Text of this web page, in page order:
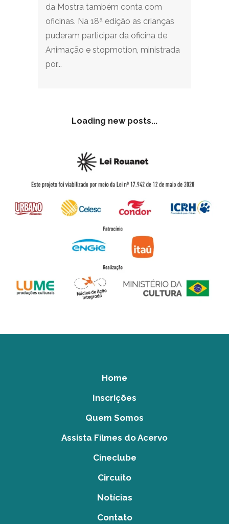
da Mostra também conta com
oficinas. Na 18ª edição as crianças
puderam participar da oficina de
Animação e stopmotion, ministrada
por...
Loading new posts...
Home
Inscrições
Quem Somos
Assista Filmes do Acervo
Cineclube
Circuito
Notícias
Contato